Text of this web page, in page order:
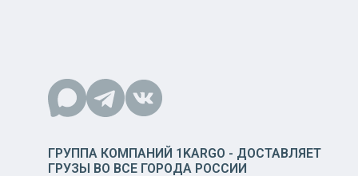
ГРУППА КОМПАНИЙ 1KARGO - ДОСТАВЛЯЕТ
ГРУЗЫ ВО ВСЕ ГОРОДА РОССИИ